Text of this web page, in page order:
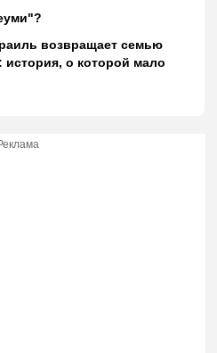
возвращает семью
о которой мало